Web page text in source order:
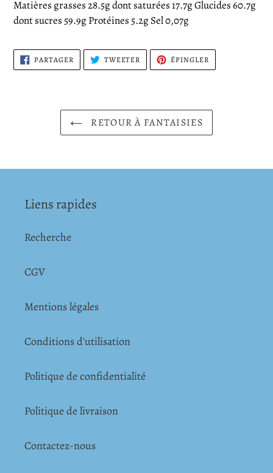
Matières grasses 28.5g dont saturées 17.7g Glucides 60.7g
dont sucres 59.9g Protéines 5.2g Sel 0,07g
PARTAGER PARTAGER
SUR
FACEBOOK
TWEETER TWEETER
TWITTER
ÉPINGLER
PINTEREST
RETOUR À FANTAISIES
Liens rapides
Recherche
CGV
Mentions légales
Conditions d'utilisation
Politique de confidentialité
Politique de livraison
Contactez-nous